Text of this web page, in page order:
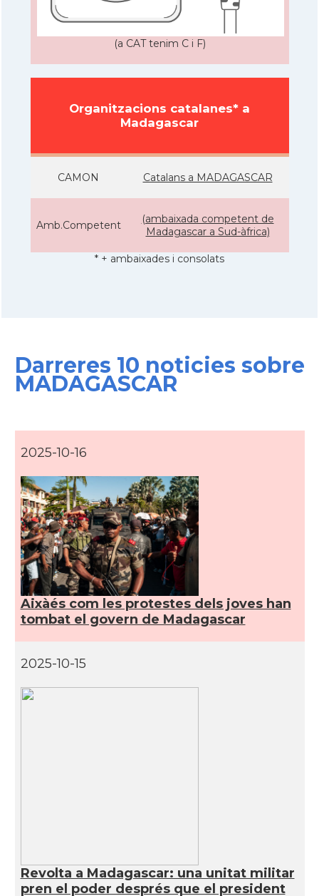
(a CAT tenim C i F)
Organitzacions catalanes* a
Madagascar
CAMON Catalans a MADAGASCAR
Amb.Competent
(ambaixada competent de
Madagascar a Sud-àfrica)
* + ambaixades i consolats
Darreres 10 noticies sobre
MADAGASCAR
2025-10-16
Aixàés com les protestes dels joves han
tombat el govern de Madagascar
2025-10-15
Revolta a Madagascar: una unitat militar
pren el poder després que el president